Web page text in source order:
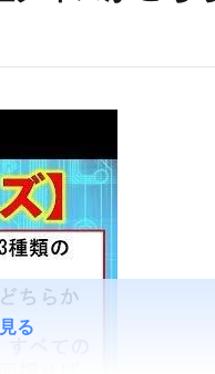
る